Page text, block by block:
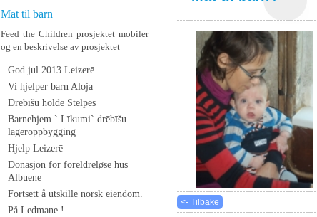
Mat til barn
Feed the Children prosjektet mobiler
og en beskrivelse av prosjektet
God jul 2013 Leizerē
Vi hjelper barn Aloja
Drēbīšu holde Stelpes
Barnehjem ` Līkumi` drēbīšu
lageroppbygging
Hjelp Leizerē
Donasjon for foreldreløse hus
Albuene
Fortsett å utskille norsk eiendom.
På Ledmane !
<- Tilbake